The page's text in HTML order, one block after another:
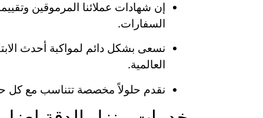
إن شهادات عملائنا المرموقين
السفارات.
نسعى بشكل دائم لمواكبة أحدث
العالمية.
نقدم حلولاً مخصصة تتناسب مع كل